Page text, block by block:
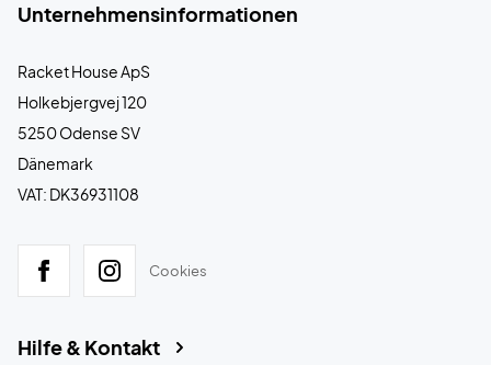
Unternehmensinformationen
Racket House ApS
Holkebjergvej 120
5250 Odense SV
Dänemark
VAT: DK36931108
Cookies
Hilfe & Kontakt